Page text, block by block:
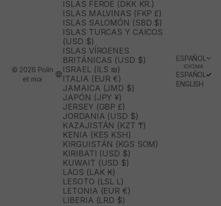
ISLAS FEROE (DKK KR.)
ISLAS MALVINAS (FKP £)
ISLAS SALOMÓN (SBD $)
ISLAS TURCAS Y CAICOS
(USD $)
ISLAS VÍRGENES
BRITÁNICAS (USD $)
ISRAEL (ILS ₪)
ITALIA (EUR €)
JAMAICA (JMD $)
JAPÓN (JPY ¥)
JERSEY (GBP £)
JORDANIA (USD $)
KAZAJISTÁN (KZT ₸)
KENIA (KES KSH)
KIRGUISTÁN (KGS SOM)
KIRIBATI (USD $)
KUWAIT (USD $)
LAOS (LAK ₭)
LESOTO (LSL L)
LETONIA (EUR €)
LIBERIA (LRD $)
ESPAÑOL
IDIOMA
ESPAÑOL
ENGLISH
© 2026 Polín
et moi